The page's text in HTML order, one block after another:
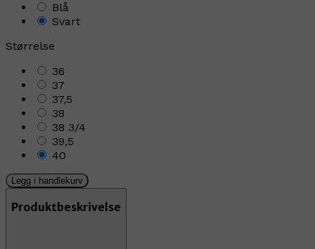
Blå
Svart
Størrelse
36
37
37,5
38
38 3/4
39,5
40
Legg i handlekurv
Produktbeskrivelse